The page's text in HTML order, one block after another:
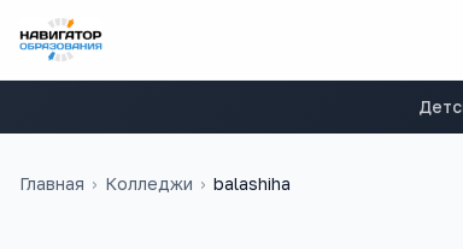
Главная › Колледжи › balashiha